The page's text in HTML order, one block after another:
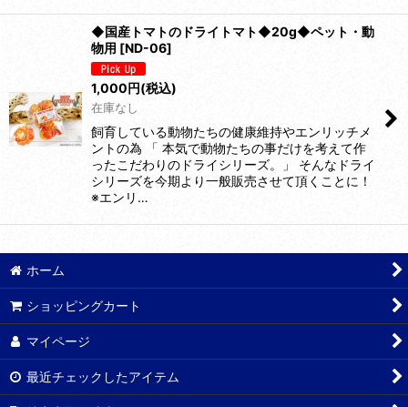
◆国産トマトのドライトマト◆20g◆ペット・動
物用 [ND-06]
1,000円(税込)
在庫なし
飼育している動物たちの健康維持やエンリッチメ
ントの為 「 本気で動物たちの事だけを考えて作
ったこだわりのドライシリーズ。」 そんなドライ
シリーズを今期より一般販売させて頂くことに！
※エンリ…
ホーム
ショッピングカート
マイページ
最近チェックしたアイテム